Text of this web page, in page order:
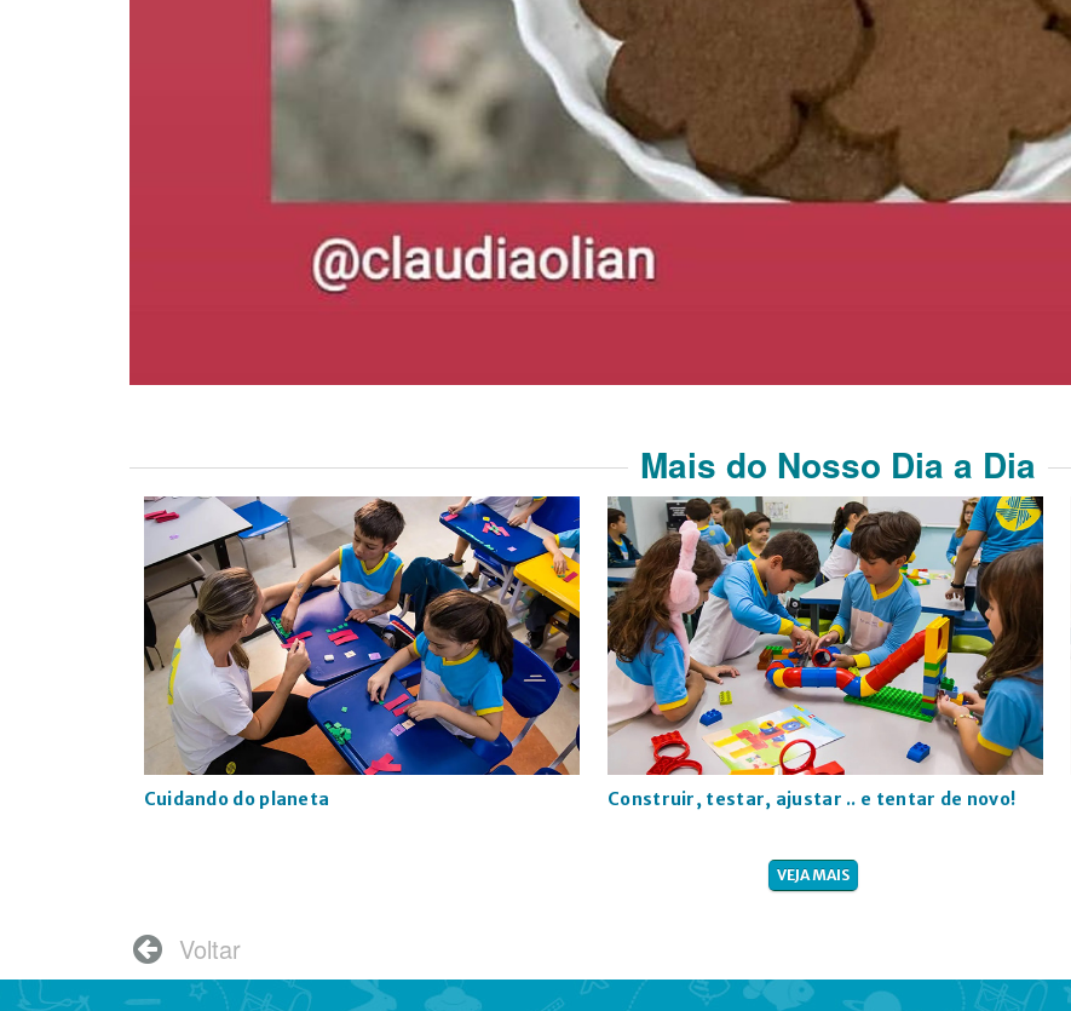
Mais do Nosso Dia a Dia
Cuidando do planeta Construir, testar, ajustar .. e tentar de novo!
VEJA MAIS
 Voltar